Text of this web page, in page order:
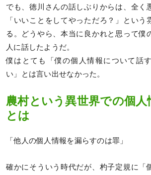
でも、徳川さんの話しぶりからは、全く
「いいことをしてやっただろ？」という
る。どうやら、本当に良かれと思って僕
人に話したようだ。
僕はとても「僕の個人情報について話
い」とは言い出せなかった。
農村という異世界での個人
とは
「他人の個人情報を漏らすのは罪」
確かにそういう時代だが、杓子定規に「